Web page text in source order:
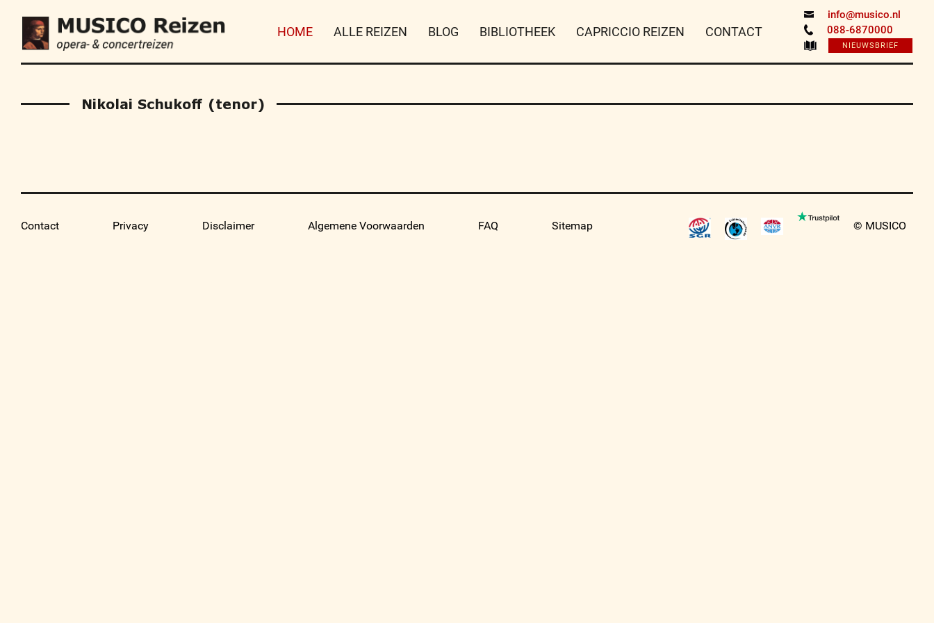
info@musico.nl
088-6870000
NIEUWSBRIEF
HOME ALLE REIZEN BLOG BIBLIOTHEEK CAPRICCIO REIZEN CONTACT
Nikolai Schukoff (tenor)
Contact Privacy Disclaimer Algemene Voorwaarden FAQ Sitemap © MUSICO